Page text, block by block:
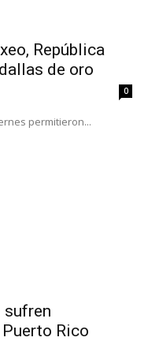
República
de oro
0
permitieron...
sufren
Rico